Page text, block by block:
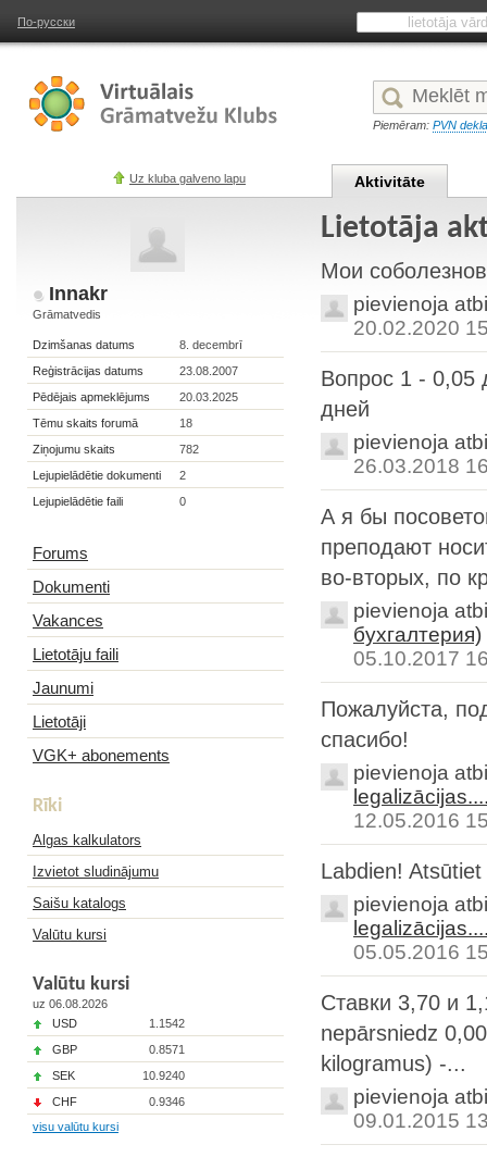
По-русски
Piemēram: PVN
Uz kluba galveno lapu Aktivitāte
Innakr
Grāmatvedis
Dzimšanas datums
8. decembrī
Reģistrācijas datums
23.08.2007
Pēdējais apmeklējums
20.03.2025
Tēmu skaits forumā
18
Ziņojumu skaits
782
Lejupielādētie dokumenti
2
Lejupielādētie faili
0
Forums
Dokumenti
Vakances
Lietotāju faili
Jaunumi
Lietotāji
VGK+ abonements
Rīki
Algas kalkulators
Izvietot sludinājumu
Saišu katalogs
Valūtu kursi
Valūtu kursi
uz 06.08.2026
USD
1.1542
GBP
0.8571
SEK
10.9240
CHF
0.9346
visu valūtu kursi
Lietotāja
Мои
pievienoja
20.02.2020
Вопрос 1 - 0,05
дней
pievienoja
26.03.2018
А я бы
преподают
во-вторых, по
pievienoja
бухгалтерия)
05.10.2017
Пожалуйста,
спасибо!
pievienoja
12.05.2016
Labdien!
pievienoja
05.05.2016
Ставки 3,70 и
nepārsniedz
kilogramus) -...
pievienoja
09.01.2015